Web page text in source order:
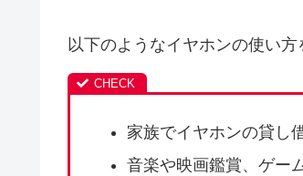
以下のようなイヤホンの使い方
家族でイヤホンの貸し
音楽や映画鑑賞、ゲー